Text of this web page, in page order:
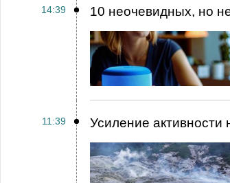
14:39 10 неочевидных, но
11:39 Усиление